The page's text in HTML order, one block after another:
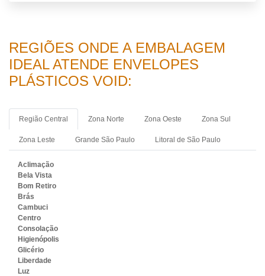
REGIÕES ONDE A EMBALAGEM
IDEAL ATENDE ENVELOPES
PLÁSTICOS VOID:
Região Central Zona Norte Zona Oeste Zona Sul
Zona Leste Grande São Paulo Litoral de São Paulo
Aclimação
Bela Vista
Bom Retiro
Brás
Cambuci
Centro
Consolação
Higienópolis
Glicério
Liberdade
Luz